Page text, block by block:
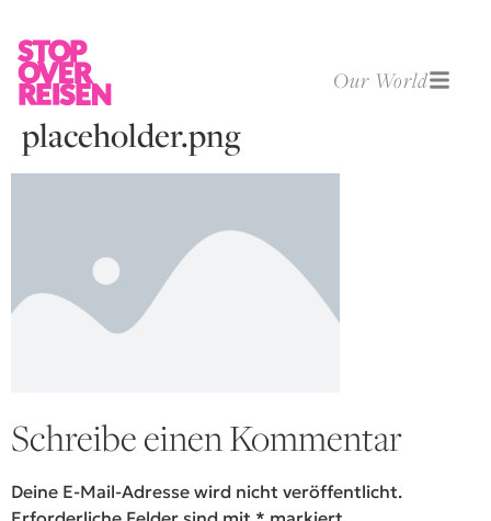
Our World
placeholder.png
Schreibe einen Kommentar
Deine E-Mail-Adresse wird nicht veröffentlicht.